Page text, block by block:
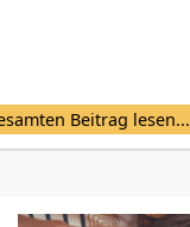
Beitrag lesen...